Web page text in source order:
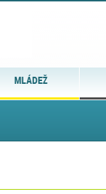
MLÁDEŽ